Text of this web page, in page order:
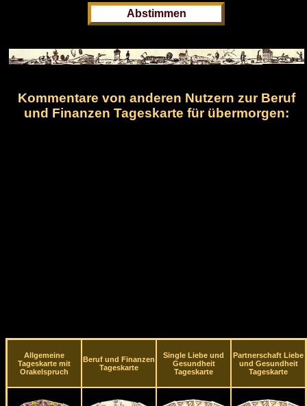
Kommentare von anderen Nutzern zur Beruf
und Finanzen Tageskarte für übermorgen:
Allgemeine
Tageskarte mit
Orakelspruch
Beruf und Finanzen
Tageskarte
Single Liebe und
Gesundheit
Tageskarte
Partnerschaft Liebe
und Gesundheit
Tageskarte